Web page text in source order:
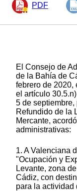
PDF
El Consejo de
de la Bahía de
febrero de 2020,
el artículo
5 de septiembre,
Refundido de la
Mercante,
administrativas:
1. A Valenciana
"Ocupación y
Levante, zona
Cádiz, con
para la actividad